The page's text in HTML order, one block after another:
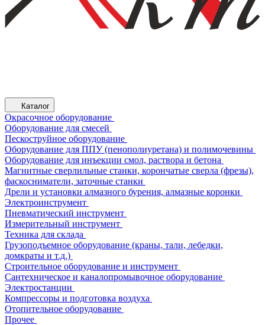
Каталог
Окрасочное оборудование
Оборудование для смесей
Пескоструйное оборудование
Оборудование для ППУ (пенополиуретана) и полимочевины
Оборудование для инъекции смол, раствора и бетона
Магнитные сверлильные станки, корончатые сверла (фрезы),
фаскосниматели, заточные станки
Дрели и установки алмазного бурения, алмазные коронки
Электроинструмент
Пневматический инструмент
Измерительный инструмент
Техника для склада
Грузоподъемное оборудование (краны, тали, лебедки,
домкраты и т.д.)
Строительное оборудование и инструмент
Сантехническое и каналопромывочное оборудование
Электростанции
Компрессоры и подготовка воздуха
Отопительное оборудование
Прочее